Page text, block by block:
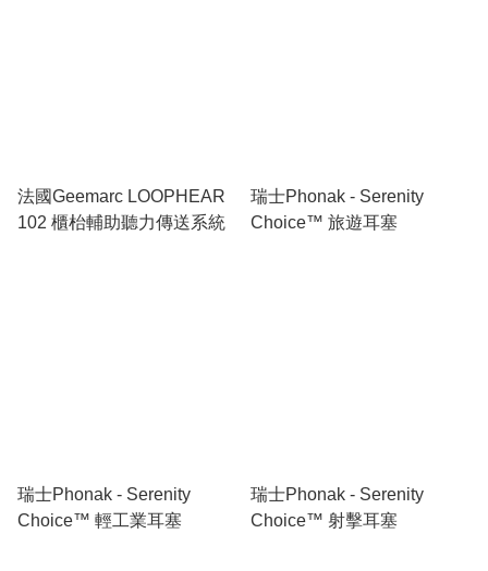
法國Geemarc LOOPHEAR
102 櫃枱輔助聽力傳送系統
瑞士Phonak - Serenity
Choice™ 旅遊耳塞
瑞士Phonak - Serenity
Choice™ 輕工業耳塞
瑞士Phonak - Serenity
Choice™ 射擊耳塞